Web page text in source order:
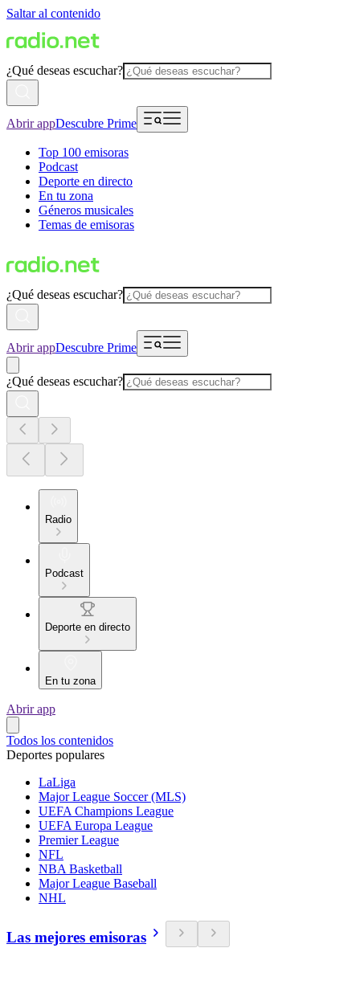
Saltar al contenido
¿Qué deseas escuchar?
Abrir appDescubre Prime
Top 100 emisoras
Podcast
Deporte en directo
En tu zona
Géneros musicales
Temas de emisoras
¿Qué deseas escuchar?
Abrir appDescubre Prime
¿Qué deseas escuchar?
Radio
Podcast
Deporte en directo
En tu zona
Abrir app
Todos los contenidos
Deportes populares
LaLiga
Major League Soccer (MLS)
UEFA Champions League
UEFA Europa League
Premier League
NFL
NBA Basketball
Major League Baseball
NHL
Las mejores emisoras